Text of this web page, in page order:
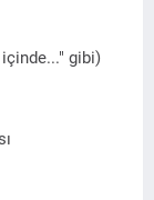
gibi)